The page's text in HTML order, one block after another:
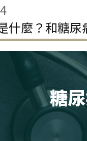
什麼？和糖
糖